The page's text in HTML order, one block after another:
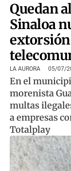
Quedan
Sinaloa
LA AURORA 05/07/
En el
morenista
multas
a empresas
Totalplay